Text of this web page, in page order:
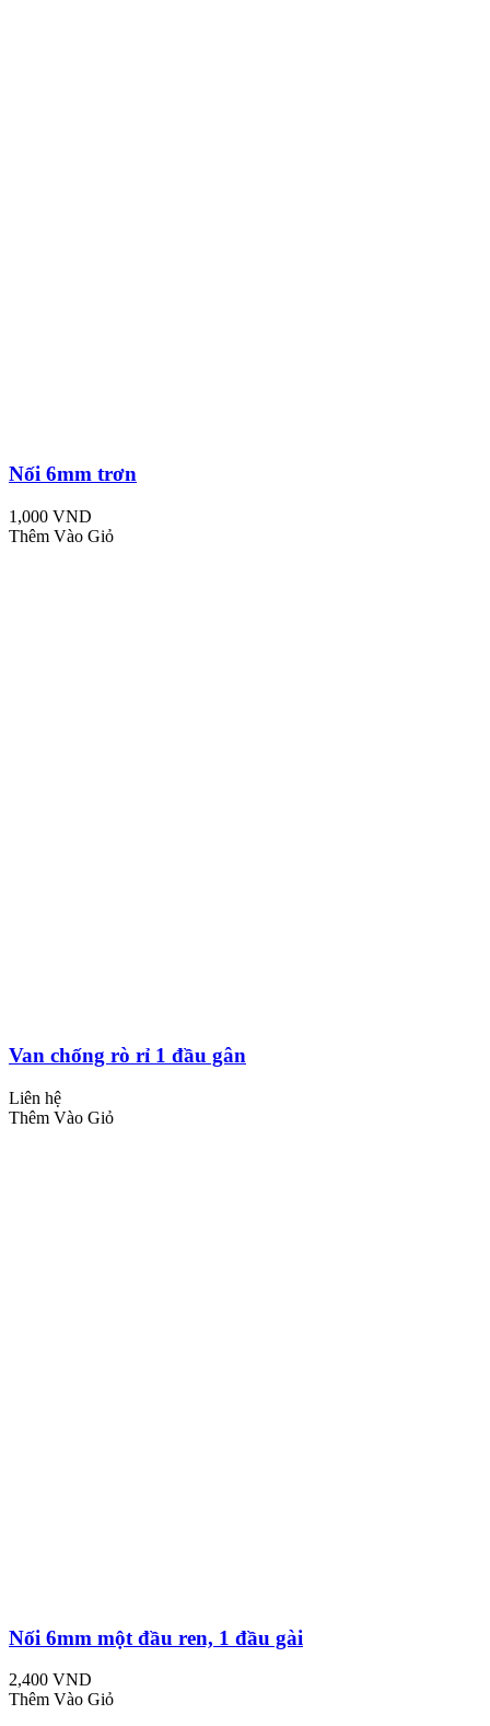
Nối 6mm trơn
1,000 VND
Thêm Vào Giỏ
Van chống rò rỉ 1 đầu gân
Liên hệ
Thêm Vào Giỏ
Nối 6mm một đầu ren, 1 đầu gài
2,400 VND
Thêm Vào Giỏ